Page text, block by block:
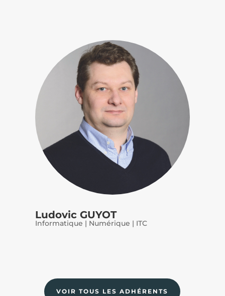
Ludovic GUYOT
Informatique | Numérique | ITC
VOIR TOUS LES ADHÉRENTS